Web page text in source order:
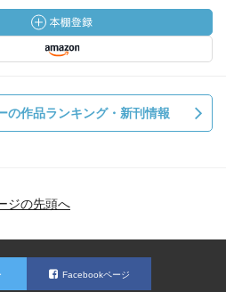
の作品ランキング・新刊情報
ジの先頭へ
Facebookページ